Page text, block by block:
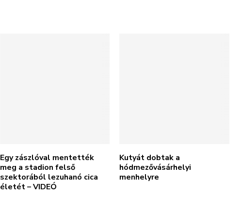
Egy zászlóval mentették
meg a stadion felső
szektorából lezuhanó cica
életét – VIDEÓ
Kutyát dobtak a
hódmezővásárhelyi
menhelyre